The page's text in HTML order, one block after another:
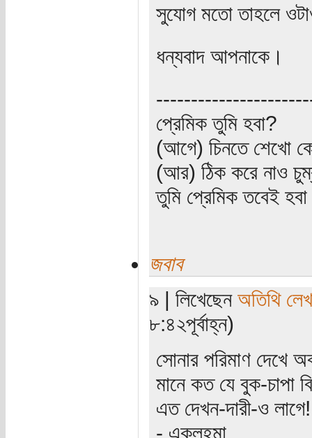
সুযোগ মতো তাহলে
ধন্যবাদ আপনাকে।
প্রেমিক তুমি হবা?
(আগে) চিনতে শেখো
(আর) ঠিক করে নাও
তুমি প্রেমিক তবেই
জবাব
৯ | লিখেছেন অতিথি
৮:৪২পূর্বাহ্ন)
সোনার পরিমাণ দেখে
মানে কত যে বুক-চাপা
এত দেখন-দারী-ও
- একলহমা